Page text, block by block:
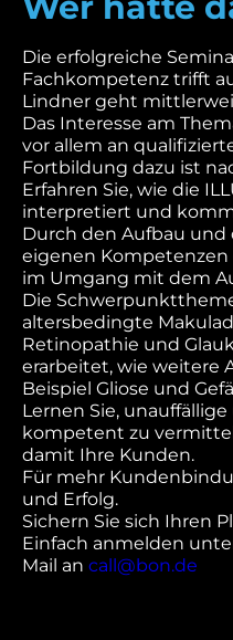
Die erfolgreiche
Fachkompetenz trifft
Lindner geht
Das Interesse am
vor allem an
Fortbildung dazu ist
Erfahren Sie, wie die
interpretiert und
Durch den Aufbau
eigenen
im Umgang mit dem
Die
altersbedingte
Retinopathie und
erarbeitet, wie weitere
Beispiel Gliose und
Lernen Sie,
kompetent zu
damit Ihre Kunden.
Für mehr
und Erfolg.
Sichern Sie sich Ihren
Einfach anmelden
Mail an call@bon.de